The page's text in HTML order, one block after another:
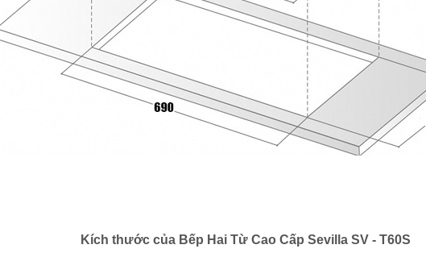
Kích thước của Bếp Hai Từ Cao Cấp Sevilla SV - T60S